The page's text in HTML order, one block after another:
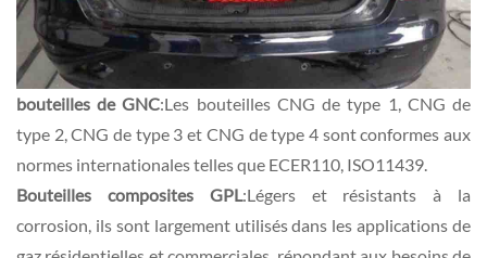
bouteilles de GNC:Les bouteilles CNG de type 1, CNG de
type 2, CNG de type 3 et CNG de type 4 sont conformes aux
normes internationales telles que ECER110, ISO11439.
Bouteilles composites GPL:Légers et résistants à la
corrosion, ils sont largement utilisés dans les applications de